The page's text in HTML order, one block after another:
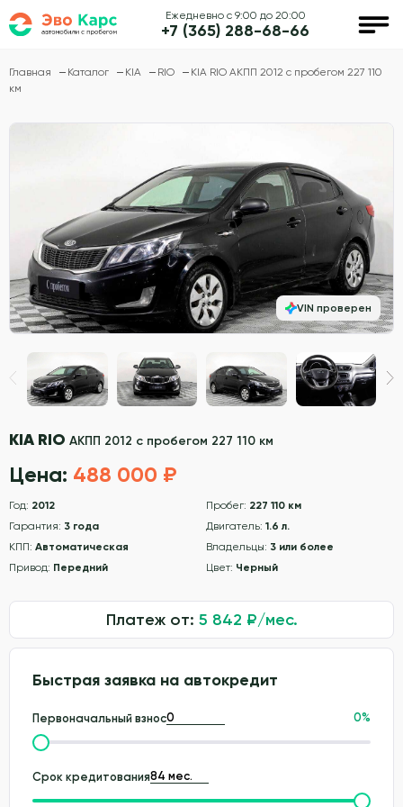
Ежедневно с 9:00 до 20:00
+7 (365) 288-68-66
Главная Каталог KIA RIO
KIA RIO АКПП 2012 с пробегом 227 110
км
KIA RIO АКПП 2012 с пробегом 227 110 км
Цена: 488 000 ₽
Год: 2012 Пробег: 227 110 км
Гарантия: 3 года Двигатель: 1.6 л.
КПП: Автоматическая Владельцы: 3 или более
Привод: Передний Цвет: Черный
Платеж от: 5 842 ₽/мес.
Быстрая заявка на автокредит
Первоначальный взнос 0%
Срок кредитования
VIN проверен